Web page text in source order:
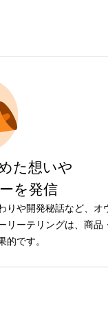
た想いや
を発信
りや開発秘話など、オ
リーテリングは、商品
的です。